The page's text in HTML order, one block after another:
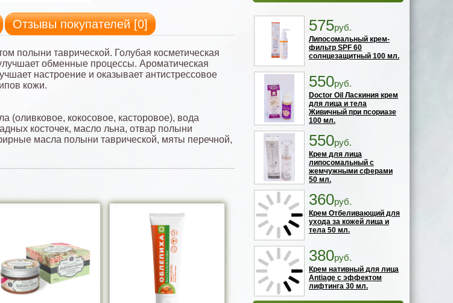
Отзывы покупателей [0]
полыни таврической. Голубая косметическая
обменные процессы. Ароматическая
настроение и оказывает антистрессовое
кожи.
(оливковое, кокосовое, касторовое), вода
косточек, масло льна, отвар полыни
масла полыни таврической, мяты перечной,
575руб.
Липосомальный крем-
фильтр SPF 60
солнцезащитный 100 мл.
550руб.
Doctor Oil Ласкиния крем
для лица и тела
Живичный при псориазе
100 мл.
550руб.
Крем для лица
липосомальный с
жемчужными сферами
50 мл.
360руб.
Крем Отбеливающий для
ухода за кожей лица и
тела 50 мл.
380руб.
Крем нативный для лица
Antiage с эффектом
лифтинга 30 мл.